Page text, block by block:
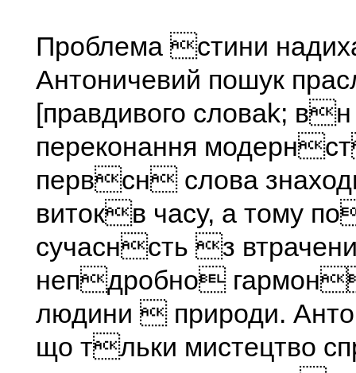
Проблема стини
Антоничевий пошук
[правдивого словаk;
переконання
первсн слова
витокв часу, а тому
сучаснсть з
непдробно
людини  природи.
що тльки мистецтво